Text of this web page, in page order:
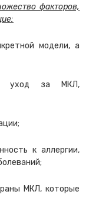
факторов,
модели, а
уход за МКЛ,
к аллергии,
МКЛ, которые